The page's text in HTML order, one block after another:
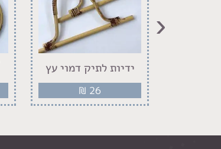
ידיות לתיק דמוי עץ
₪ 26
‹